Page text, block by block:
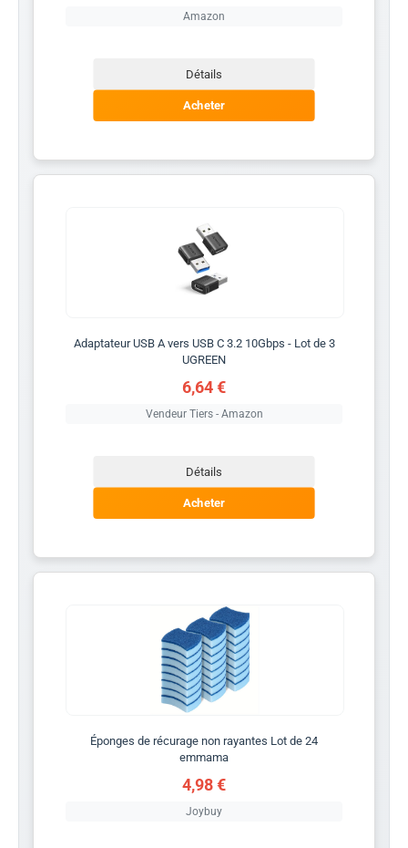
Amazon
Détails
Acheter
Adaptateur USB A vers USB C 3.2 10Gbps - Lot de 3
UGREEN
6,64 €
Vendeur Tiers - Amazon
Détails
Acheter
Éponges de récurage non rayantes Lot de 24
emmama
4,98 €
Joybuy